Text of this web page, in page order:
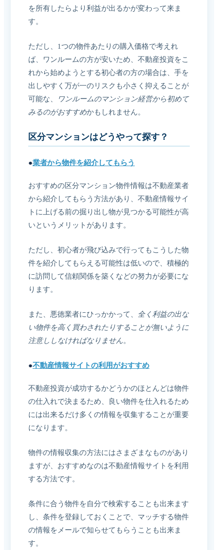
を所有したらより利益が出るかが変わって来ま
す。
ただし、1つの物件あたりの購入価格で考えれ
ば、ワンルームの方が安いため、不動産投資をこ
れから始めようとする初心者の方の場合は、手を
出しやすく万が一のリスクも小さく抑えることが
可能な、
ワンルームのマンション経営から初めて
みるのがおすすめかもしれません。
区分マンションはどうやって探す？
●業者から物件を紹介してもらう
おすすめの区分マンション物件情報は不動産業者
から紹介してもらう方法があり、不動産情報サイ
トに上げる前の掘り出し物が見つかる可能性が高
いというメリットがあります。
ただし、初心者が飛び込みで行ってもこうした物
件を紹介してもらえる可能性は低いので、積極的
に訪問して信頼関係を築くなどの努力が必要にな
ります。
また、悪徳業者にひっかかって、
全く利益の出な
い物件を高く買わされたりすることが無いように
注意ししなければなりません。
●不動産情報サイトの利用がおすすめ
不動産投資が成功するかどうかのほとんどは物件
の仕入れで決まるため、良い物件を仕入れるため
には出来るだけ多くの情報を収集することが重要
になります。
物件の情報収集の方法にはさまざまなものがあり
ますが、おすすめなのは不動産情報サイトを利用
する方法です。
条件に合う物件を自分で検索することも出来ます
し、条件を登録しておくことで、マッチする物件
の情報をメールで知らせてもらうことも出来ま
す。